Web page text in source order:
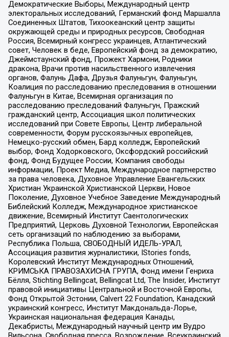
Демократические Выборы, Международный центр
электоральных исследований, Германский фонд Маршалла
Соединенных Штатов, Тихоокеанский центр защиты
окружающей среды и природных ресурсов, Свободная
Россия, Всемирный конгресс украинцев, Атлантический
совет, Человек в беде, Европейский фонд за демократию,
Джеймстаунский фонд, Прожект Хармони, Родники
дракона, Врачи против насильственного извлечения
органов, Фалунь Дафа, Друзья Фалуньгун, Фалуньгун,
Коалиция по расследованию преследования в отношении
Фалуньгун в Китае, Всемирная организация по
расследованию преследований Фалуньгун, Пражский
гражданский центр, Ассоциация школ политических
исследований при Совете Европы, Центр либеральной
современности, Форум русскоязычных европейцев,
Немецко-русский обмен, Бард колледж, Европейский
выбор, Фонд Ходорковского, Оксфордский российский
фонд, Фонд Будущее России, Компания свободы
информации, Проект Медиа, Международное партнерство
за права человека, Духовное Управление Евангельских
Христиан Украинской Христианской Церкви, Новое
Поколение, Духовное Учебное Заведение Международный
Библейский Колледж, Международное христианское
движение, Всемирный Институт Саентологических
Предприятий, Церковь Духовной Технологии, Европейская
сеть организаций по наблюдению за выборами,
Республика Польша, СВОБОДНЫЙ ИДЕЛЬ-УРАЛ,
Ассоциация развития журналистики, IStories fonds,
Королевский Институт Международных Отношений,
КРИМСЬКА ПРАВОЗАХИСНА ГРУПА, Фонд имени Генриха
Бёлля, Stichting Bellingcat, Bellingcat Ltd, The Insider, Институт
правовой инициативы Центральной и Восточной Европы,
Фонд Открытой Эстонии, Calvert 22 Foundation, Канадский
украинский конгресс, Институт Макдональда-Лорье,
Украинская национальная федерация Канады,
Декабристы, Международный научный центр им Вудро